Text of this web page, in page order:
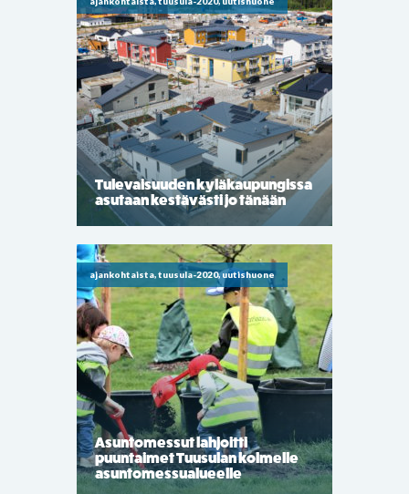
Tulevaisuuden kyläkaupungissa
asutaan kestävästi jo tänään
ajankohtaista, tuusula-2020, uutishuone
Asuntomessut lahjoitti
puuntaimet Tuusulan kolmelle
asuntomessualueelle